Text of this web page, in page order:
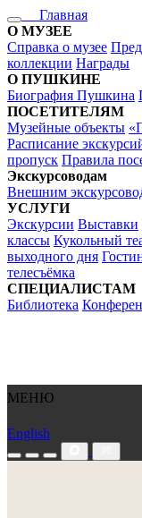
Главная
О МУЗЕЕ
Справка о музее
коллекции Награды
О ПУШКИНЕ
Биография Пушкина
ПОСЕТИТЕЛЯМ
Музейные объекты
Расписание
пропуск Правила
Экскурсоводам
Внешним
УСЛУГИ
Экскурсии Выставки
классы Кукольный
выходного дня
телесъёмка
СПЕЦИАЛИСТАМ
Библиотека
МЕНЮ
English